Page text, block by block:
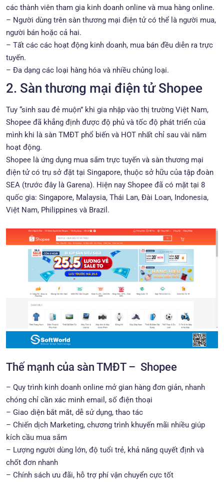
các thành viên tham gia kinh doanh online và mua hàng online.
– Người dùng trên sàn thương mại điện tử có thể là người mua,
người bán hoặc cả hai.
– Tất các các hoạt động kinh doanh, mua bán đều diễn ra trực
tuyến.
– Đa dạng các loại hàng hóa và nhiều chủng loại.
2. Sàn thương mại điện tử Shopee
Tuy “sinh sau đẻ muộn” khi gia nhập vào thị trường Việt Nam,
Shopee đã khẳng định được độ phủ và tốc độ phát triển của
mình khi là sàn TMĐT phổ biến và HOT nhất chỉ sau vài năm
hoạt động.
Shopee là ứng dụng mua sắm trực tuyến và sàn thương mại
điện tử có trụ sở đặt tại Singapore, thuộc sở hữu của tập đoàn
SEA (trước đây là Garena). Hiện nay Shopee đã có mặt tại 8
quốc gia: Singapore, Malaysia, Thái Lan, Đài Loan, Indonesia,
Việt Nam, Philippines và Brazil.
Thế mạnh của sàn TMĐT – Shopee
– Quy trình kinh doanh online mở gian hàng đơn giản, nhanh
chóng chỉ cần xác minh email, số điện thoại
– Giao diện bắt mắt, dễ sử dụng, thao tác
– Chiến dịch Marketing, chương trình khuyến mãi nhiều giúp
kích cầu mua sắm
– Lượng người dùng lớn, độ tuổi trẻ, khả năng quyết định và
chốt đơn nhanh
– Chính sách ưu đãi, hỗ trợ phí vận chuyển cực tốt